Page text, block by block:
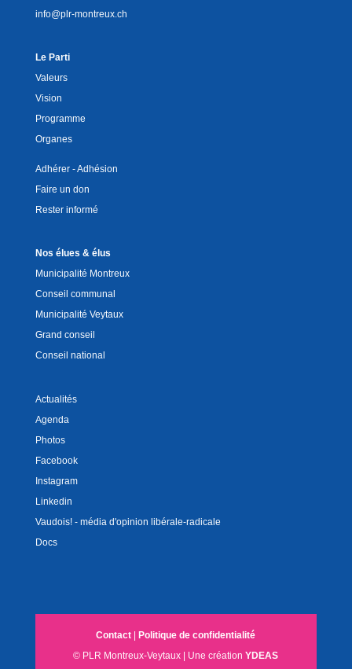
info@plr-montreux.ch
Le Parti
Valeurs
Vision
Programme
Organes
Adhérer - Adhésion
Faire un don
Rester informé
Nos élues & élus
Municipalité Montreux
Conseil communal
Municipalité Veytaux
Grand conseil
Conseil national
Actualités
Agenda
Photos
Facebook
Instagram
Linkedin
Vaudois! - média d'opinion libérale-radicale
Docs
Contact |Politique de confidentialité
© PLR Montreux-Veytaux | Une créationYDEAS